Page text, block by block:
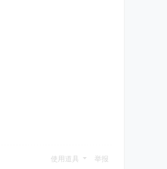
使用道具 举报